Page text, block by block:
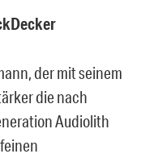
der mit seinem
die nach
Audiolith